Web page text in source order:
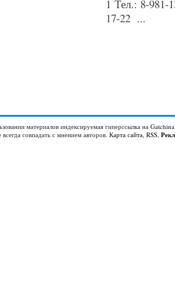
1 Тел.: 8-981-
17-22 ...
материалов индексируемая гиперссылка на
совпадать с мнением авторов. Карта сайта, RSS,